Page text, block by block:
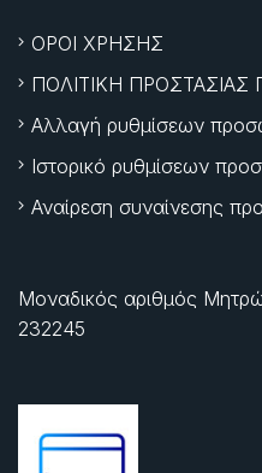
ΟΡΟΙ ΧΡΗΣΗΣ
ΠΟΛΙΤΙΚΗ
Αλλαγή ρυθμίσεων
Ιστορικό ρυθμίσεων
Αναίρεση συναίνεσης
Μοναδικός αριθμός
232245